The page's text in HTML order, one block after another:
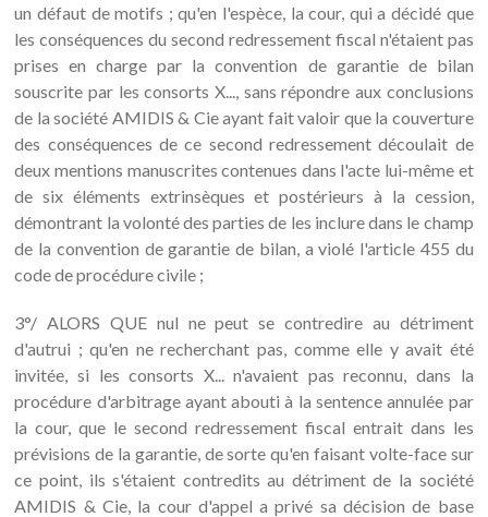
un défaut de motifs ; qu'en l'espèce, la cour, qui a décidé que
les conséquences du second redressement fiscal n'étaient pas
prises en charge par la convention de garantie de bilan
souscrite par les consorts X..., sans répondre aux conclusions
de la société AMIDIS & Cie ayant fait valoir que la couverture
des conséquences de ce second redressement découlait de
deux mentions manuscrites contenues dans l'acte lui-même et
de six éléments extrinsèques et postérieurs à la cession,
démontrant la volonté des parties de les inclure dans le champ
de la convention de garantie de bilan, a violé l'article 455 du
code de procédure civile ;
3°/ ALORS QUE nul ne peut se contredire au détriment
d'autrui ; qu'en ne recherchant pas, comme elle y avait été
invitée, si les consorts X... n'avaient pas reconnu, dans la
procédure d'arbitrage ayant abouti à la sentence annulée par
la cour, que le second redressement fiscal entrait dans les
prévisions de la garantie, de sorte qu'en faisant volte-face sur
ce point, ils s'étaient contredits au détriment de la société
AMIDIS & Cie, la cour d'appel a privé sa décision de base